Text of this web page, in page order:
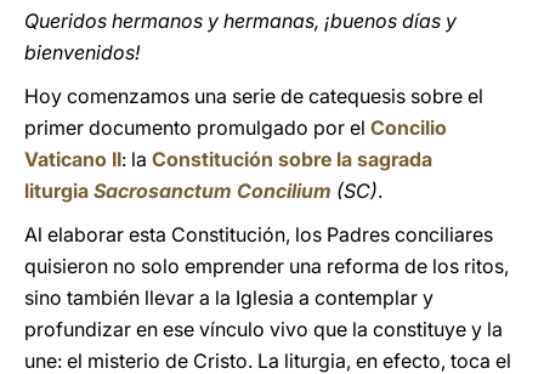
Queridos hermanos y hermanas, ¡buenos días y
bienvenidos!
Hoy comenzamos una serie de catequesis sobre el
primer documento promulgado por el Concilio
Vaticano II: la Constitución sobre la sagrada
liturgia Sacrosanctum Concilium (SC).
Al elaborar esta Constitución, los Padres conciliares
quisieron no solo emprender una reforma de los ritos,
sino también llevar a la Iglesia a contemplar y
profundizar en ese vínculo vivo que la constituye y la
une: el misterio de Cristo. La liturgia, en efecto, toca el